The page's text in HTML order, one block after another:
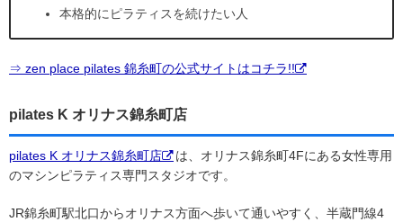
本格的にピラティスを続けたい人
⇒ zen place pilates 錦糸町の公式サイトはコチラ!!
pilates K オリナス錦糸町店
pilates K オリナス錦糸町店
は、オリナス錦糸町4Fにある女性専用
のマシンピラティス専門スタジオです。
JR錦糸町駅北口からオリナス方面へ歩いて通いやすく、半蔵門線4